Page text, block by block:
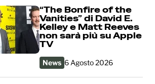
“The Bonfire of the
Vanities” di David E.
Kelley e Matt Reeves
non sarà più su Apple
TV
News 6 Agosto 2026